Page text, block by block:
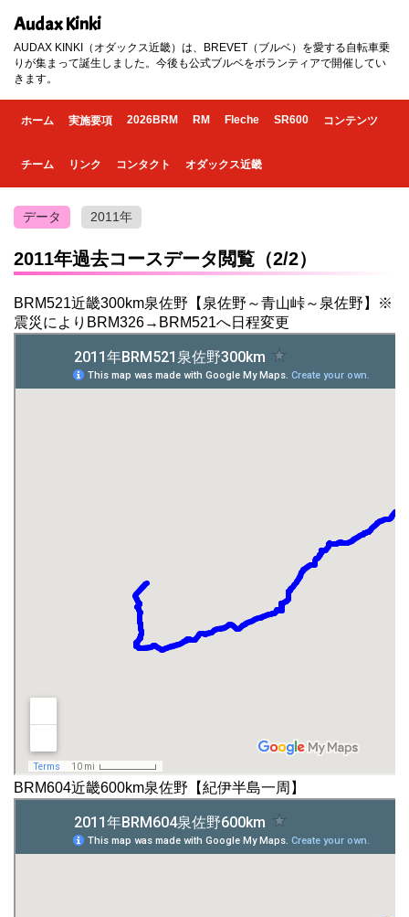
Audax Kinki
AUDAX KINKI（オダックス近畿）は、BREVET（ブルベ）を愛する自転車乗
りが集まって誕生しました。今後も公式ブルベをボランティアで開催してい
きます。
ホーム 実施要項 2026BRM RM Fleche SR600 コンテンツ
チーム リンク コンタクト オダックス近畿
データ 2011年
2011年過去コースデータ閲覧（2/2）
BRM521近畿300km泉佐野【泉佐野～青山峠～泉佐野】※
震災によりBRM326→BRM521へ日程変更
BRM604近畿600km泉佐野【紀伊半島一周】